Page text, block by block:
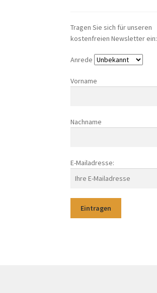
Tragen Sie sich für unseren
kostenfreien Newsletter ein:
Anrede
Vorname
Nachname
E-Mailadresse: